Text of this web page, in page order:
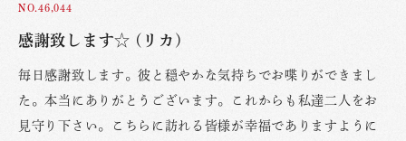
NO.46,044
感謝致します☆ (リカ)
毎日感謝致します。彼と穏やかな気持ちでお喋りができまし
た。本当にありがとうございます。これからも私達二人をお
見守り下さい。こちらに訪れる皆様が幸福でありますように